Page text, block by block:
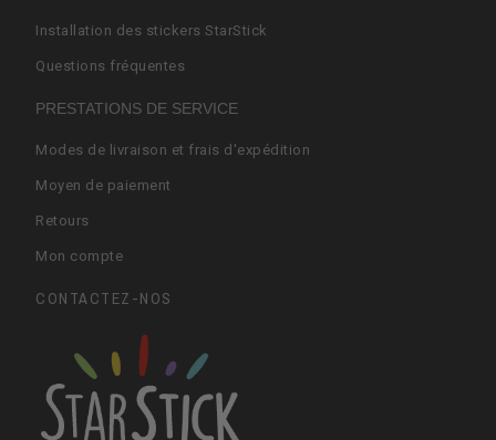
Installation des stickers StarStick
Questions fréquentes
PRESTATIONS DE SERVICE
Modes de livraison et frais d'expédition
Moyen de paiement
Retours
Mon compte
CONTACTEZ-NOS